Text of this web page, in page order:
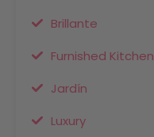
Brillante
Furnished Kitchen
Jardín
Luxury